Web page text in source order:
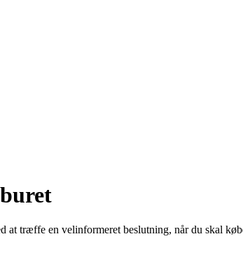
træffe en velinformeret beslutning, når du skal